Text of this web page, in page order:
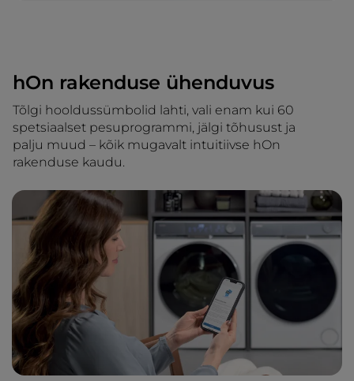
hOn rakenduse ühenduvus
Tõlgi hooldussümbolid lahti, vali enam kui 60
spetsiaalset pesuprogrammi, jälgi tõhusust ja
palju muud – kõik mugavalt intuitiivse hOn
rakenduse kaudu.